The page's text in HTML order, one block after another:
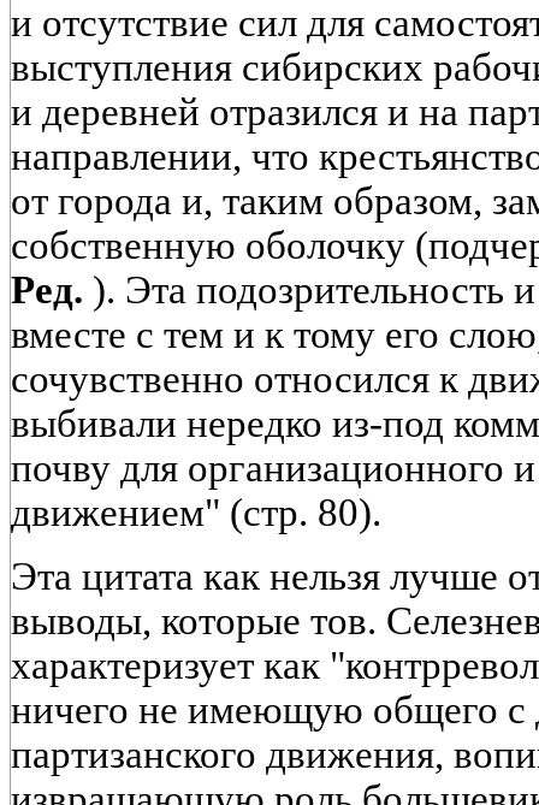
и отсутствие сил для
выступления сибирских
и деревней отразился и на
направлении, что
от города и, таким образом,
собственную оболочку
Ред. ). Эта подозрительность
вместе с тем и к тому его
сочувственно относился к
выбивали нередко из-под
почву для организационного
движением" (стр. 80).
Эта цитата как нельзя лучше
выводы, которые тов.
характеризует как
ничего не имеющую общего с
партизанского движения,